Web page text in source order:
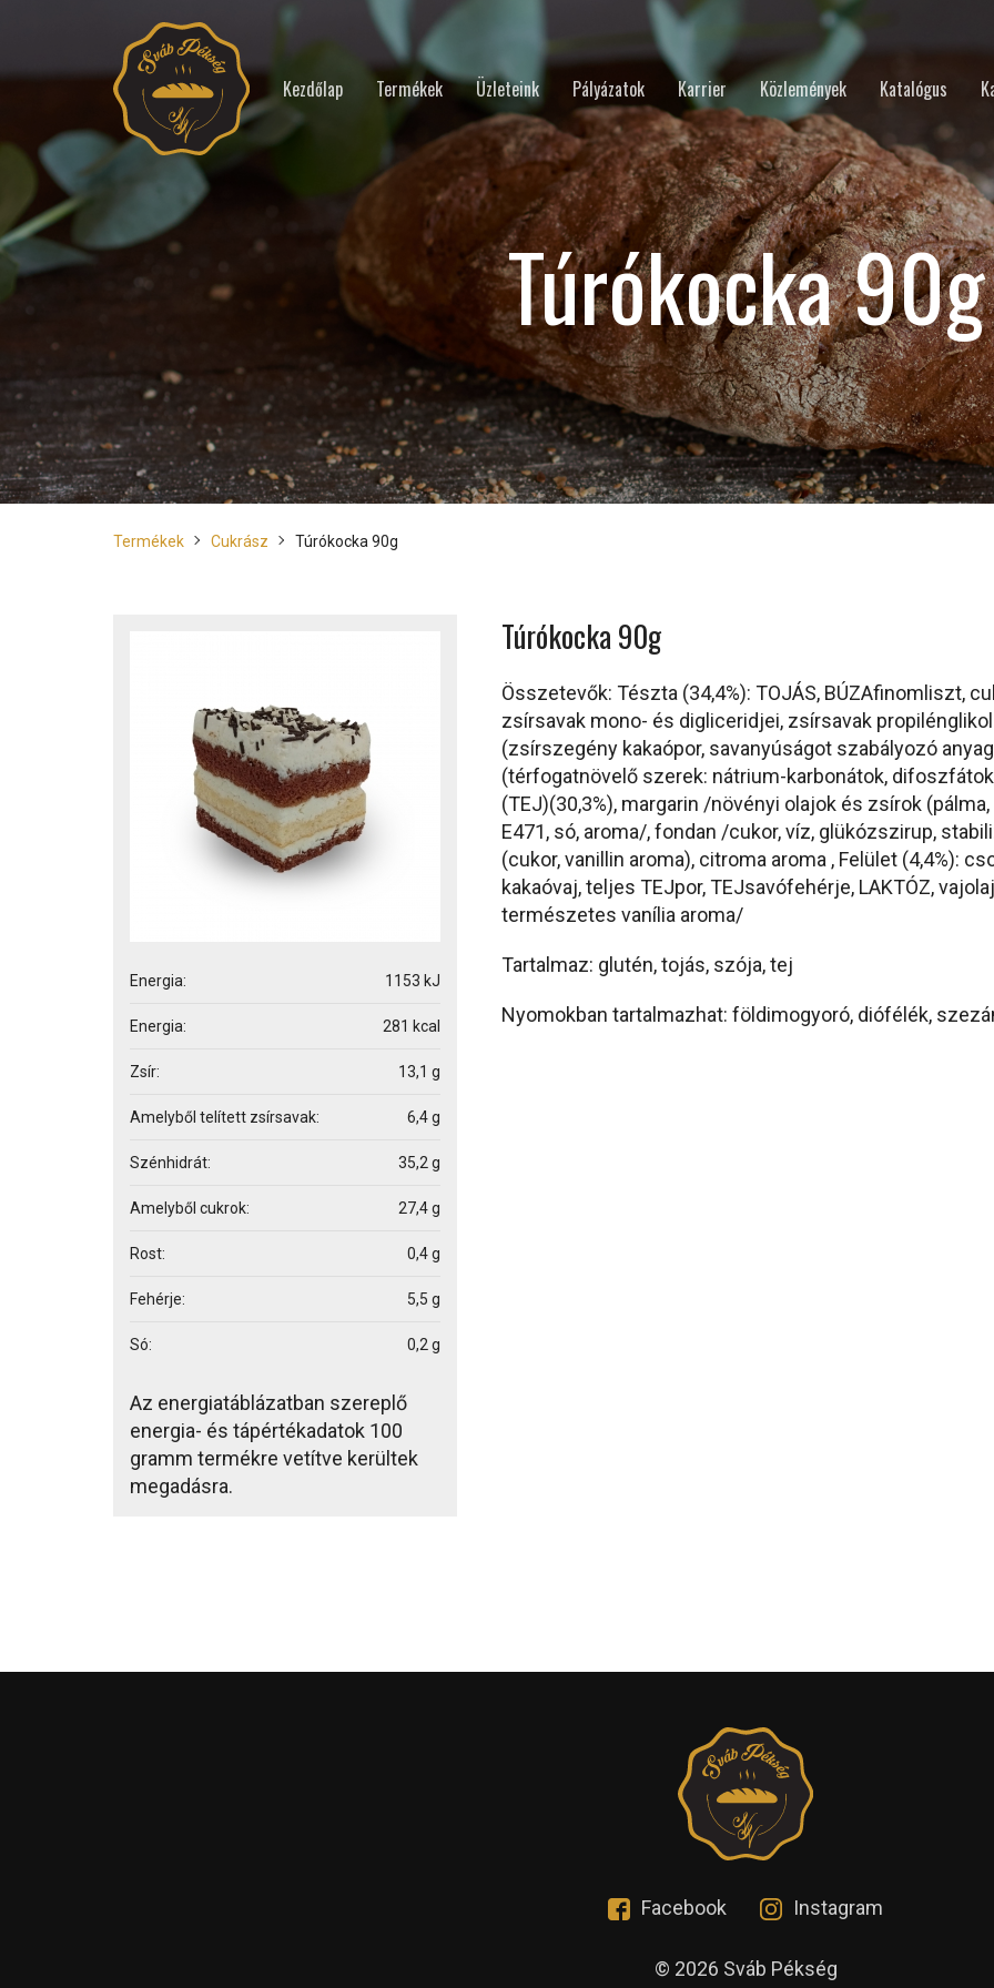
Kezdőlap Termékek Üzleteink Pályázatok Karrier Közlemények Katalógus
Túrókocka 90g
Termékek Cukrász Túrókocka 90g
Energia: 1153 kJ
Energia: 281 kcal
Zsír: 13,1 g
Amelyből telített zsírsavak: 6,4 g
Szénhidrát: 35,2 g
Amelyből cukrok: 27,4 g
Rost: 0,4 g
Fehérje: 5,5 g
Só: 0,2 g
Az energiatáblázatban szereplő
energia- és tápértékadatok 100
gramm termékre vetítve kerültek
megadásra.
Túrókocka 90g
Összetevők: Tészta (34,4%): TOJÁS, BÚZAfinomliszt,
zsírsavak mono- és digliceridjei, zsírsavak
(zsírszegény kakaópor, savanyúságot szabályozó
(térfogatnövelő szerek: nátrium-karbonátok,
(TEJ)(30,3%), margarin /növényi olajok és zsírok
E471, só, aroma/, fondan /cukor, víz, glükózszirup,
(cukor, vanillin aroma), citroma aroma , Felület (4,4%):
kakaóvaj, teljes TEJpor, TEJsavófehérje, LAKTÓZ,
természetes vanília aroma/
Tartalmaz: glutén, tojás, szója, tej
Nyomokban tartalmazhat: földimogyoró, diófélék,
Facebook Instagram
© 2026 Sváb Pékség